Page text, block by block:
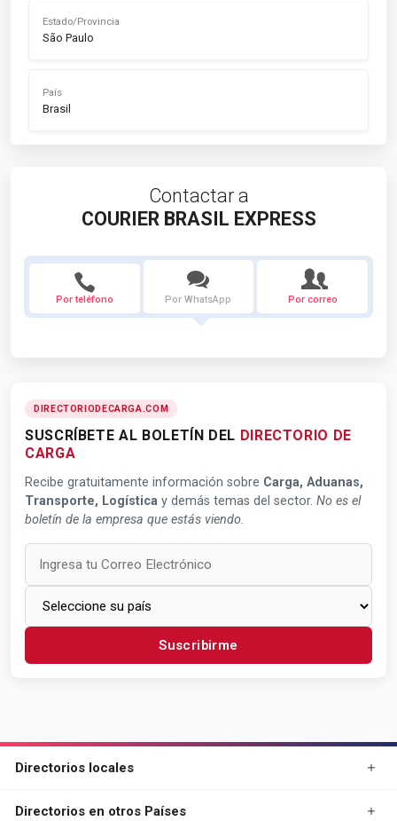
Estado/Provincia
São Paulo
País
Brasil
Contactar a
COURIER BRASIL EXPRESS
Por teléfono Por WhatsApp Por correo
DIRECTORIODECARGA.COM
SUSCRÍBETE AL BOLETÍN DEL DIRECTORIO DE
CARGA
Recibe gratuitamente información sobre Carga, Aduanas,
Transporte, Logística y demás temas del sector. No es el
boletín de la empresa que estás viendo.
Suscribirme
Directorios locales
Directorios en otros Países